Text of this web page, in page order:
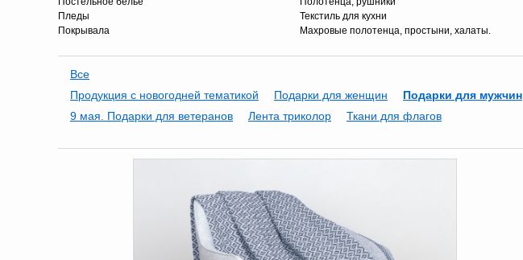
Пледы
Покрывала
Текстиль для кухни
Махровые полотенца, простыни, халаты.
Все
Продукция с новогодней тематикой
Подарки для женщин Подарки для мужчин
9 мая. Подарки для ветеранов
Лента триколор Ткани для флагов